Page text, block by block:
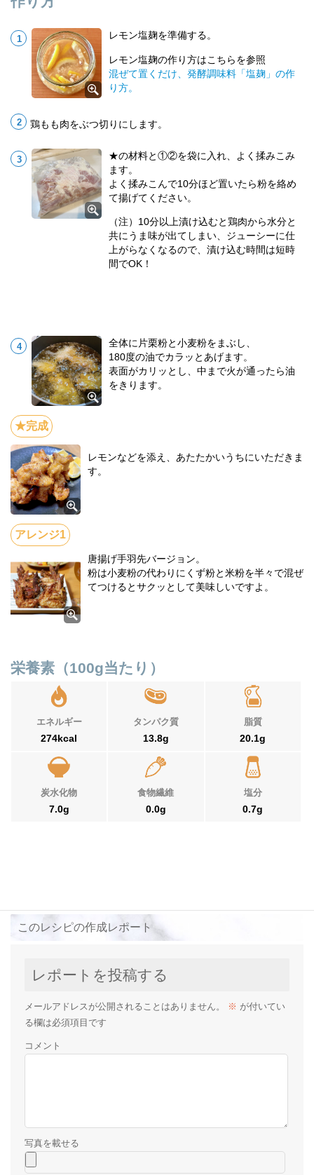
レモン塩麹を準備する。
レモン塩麹の作り方はこちらを参照
混ぜて置くだけ、発酵調味料「塩麹」の作
り方。
鶏もも肉をぶつ切りにします。
★の材料と①②を袋に入れ、よく揉みこみ
ます。
よく揉みこんで10分ほど置いたら粉を絡め
て揚げてください。
（注）10分以上漬け込むと鶏肉から水分と
共にうま味が出てしまい、ジューシーに仕
上がらなくなるので、漬け込む時間は短時
間でOK！
全体に片栗粉と小麦粉をまぶし、
180度の油でカラッとあげます。
表面がカリッとし、中まで火が通ったら油
をきります。
レモンなどを添え、あたたかいうちにいただきま
す。
唐揚げ手羽先バージョン。
粉は小麦粉の代わりにくず粉と米粉を半々で混ぜ
てつけるとサクッとして美味しいですよ。
栄養素（100g当たり）
エネルギー
274kcal
タンパク質
13.8g
脂質
20.1g
炭水化物
7.0g
食物繊維
0.0g
塩分
0.7g
このレシピの作成レポート
レポートを投稿する
メールアドレスが公開されることはありません。 ※ が付いてい
る欄は必須項目です
コメント